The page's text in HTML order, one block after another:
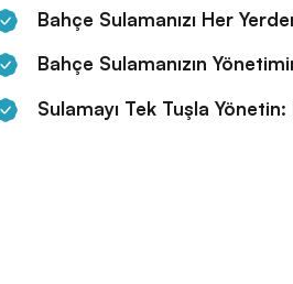
Bahçe Sulamanızı Her
Bahçe Sulamanızın
Sulamayı Tek Tuşla